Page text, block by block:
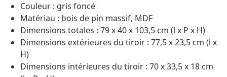
Couleur : gris foncé
Matériau : bois de pin massif, MDF
Dimensions totales : 79 x 40 x 103,5 cm (l x P x H)
Dimensions extérieures du tiroir : 77,5 x 23,5 cm (l x
H)
Dimensions intérieures du tiroir : 70 x 33,5 x 18 cm